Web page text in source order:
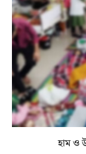
হাম ও